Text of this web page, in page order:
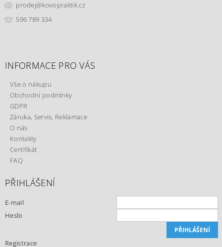
prodej@kovopraktik.cz
596 789 334
INFORMACE PRO VÁS
Vše o nákupu
Obchodní podmínky
GDPR
Záruka, Servis, Reklamace
O nás
Kontakty
Certifikát
FAQ
PŘIHLÁŠENÍ
E-mail
Heslo
Registrace